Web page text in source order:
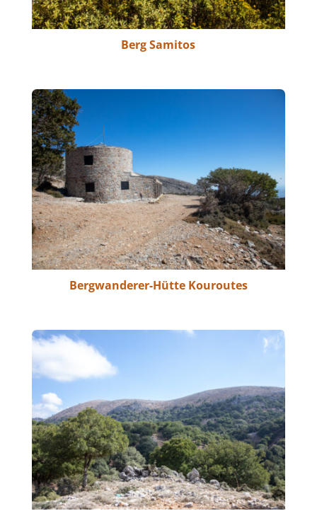
Berg Samitos
Bergwanderer-Hütte Kouroutes